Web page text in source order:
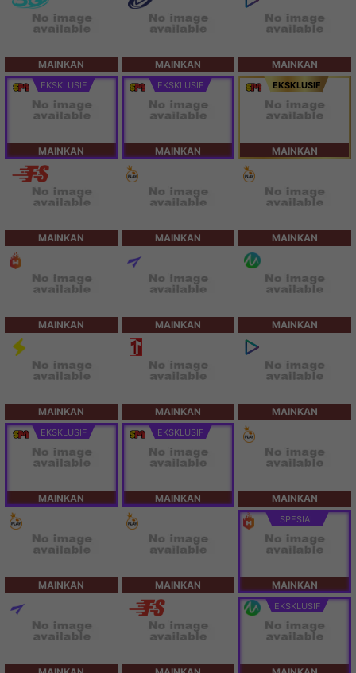
MAINKAN MAINKAN MAINKAN
EKSKLUSIF
MAINKAN
EKSKLUSIF
MAINKAN
EKSKLUSIF
MAINKAN
MAINKAN MAINKAN MAINKAN
MAINKAN MAINKAN MAINKAN
MAINKAN MAINKAN MAINKAN
EKSKLUSIF
MAINKAN
EKSKLUSIF
MAINKAN MAINKAN
MAINKAN MAINKAN
SPESIAL
MAINKAN
EKSKLUSIF